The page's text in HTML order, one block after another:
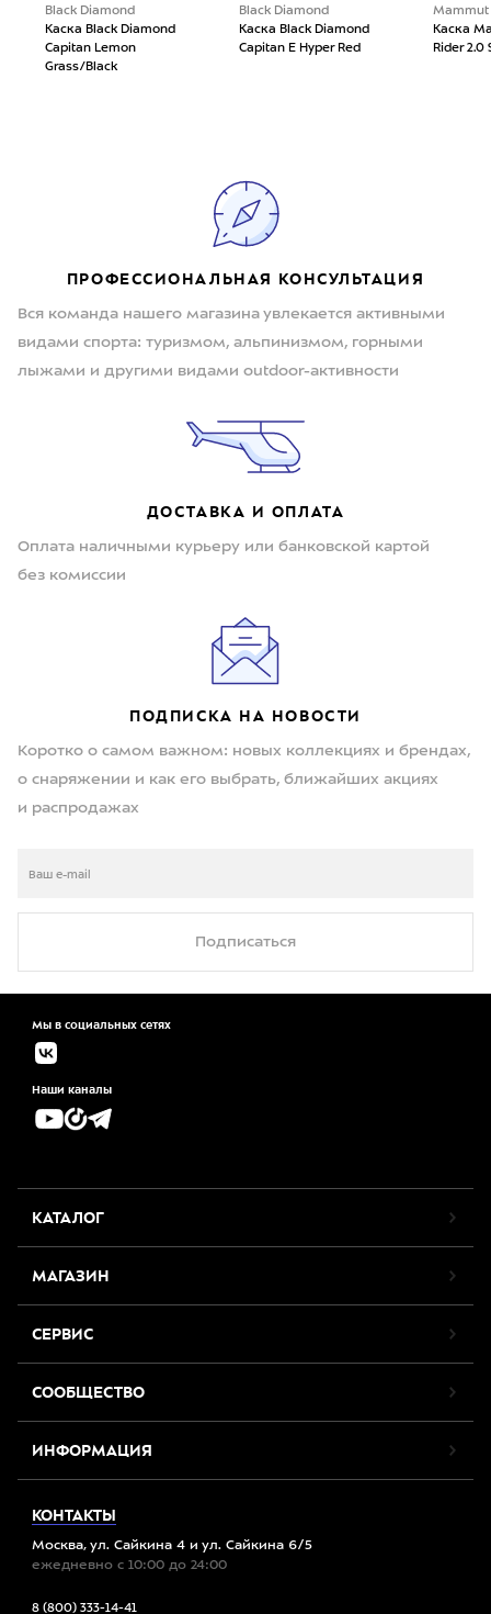
Black Diamond
Каска Black Diamond
Capitan Lemon
Grass/Black
Black Diamond
Каска Black Diamond
Capitan E Hyper Red
Mammut
Каска
Rider 2.0
ПРОФЕССИОНАЛЬНАЯ КОНСУЛЬТАЦИЯ
Вся команда нашего магазина увлекается активными
видами спорта: туризмом, альпинизмом, горными
лыжами и другими видами outdoor-активности
ДОСТАВКА И ОПЛАТА
Оплата наличными курьеру или банковской картой
без комиссии
ПОДПИСКА НА НОВОСТИ
Коротко о самом важном: новых коллекциях и брендах,
о снаряжении и как его выбрать, ближайших акциях
и распродажах
Подписаться
Мы в социальных сетях
Наши каналы
КАТАЛОГ
МАГАЗИН
СЕРВИС
СООБЩЕСТВО
ИНФОРМАЦИЯ
КОНТАКТЫ
Москва, ул. Сайкина 4 и ул. Сайкина 6/5
ежедневно с 10:00 до 24:00
8 (800) 333-14-41